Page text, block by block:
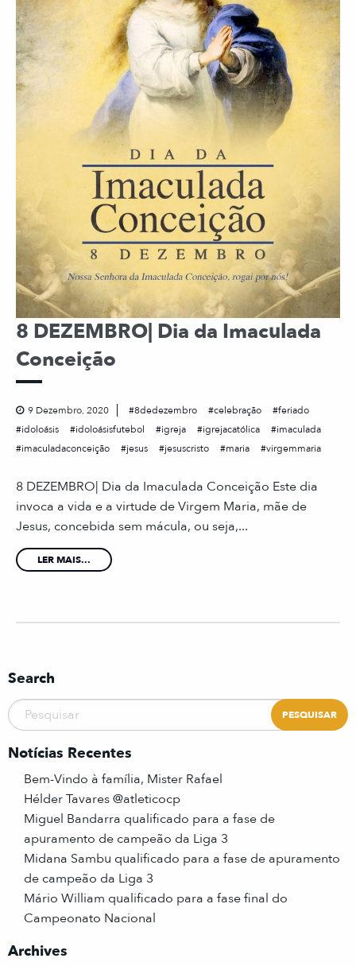
8 DEZEMBRO| Dia da Imaculada
Conceição
9 Dezembro, 2020 8dedezembro celebração
feriado
idoloásis
idoloásisfutebol igreja igrejacatólica
imaculada
imaculadaconceição
jesus jesuscristo maria virgemmaria
8 DEZEMBRO| Dia da Imaculada Conceição Este dia
invoca a vida e a virtude de Virgem Maria, mãe de
Jesus, concebida sem mácula, ou seja,...
LER MAIS...
Search
Notícias Recentes
Bem-Vindo à família, Mister Rafael
Hélder Tavares @atleticocp
Miguel Bandarra qualificado para a fase de
apuramento de campeão da Liga 3
Midana Sambu qualificado para a fase de apuramento
de campeão da Liga 3
Mário William qualificado para a fase final do
Campeonato Nacional
Archives